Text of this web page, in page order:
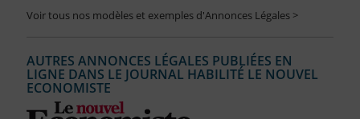
Voir tous nos modèles et exemples d'Annonces Légales >
AUTRES ANNONCES LÉGALES PUBLIÉES EN
LIGNE DANS LE JOURNAL HABILITÉ LE NOUVEL
ECONOMISTE